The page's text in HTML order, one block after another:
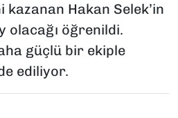
Hakan Selek’in
olacağı öğrenildi.
güçlü bir ekiple
ediliyor.